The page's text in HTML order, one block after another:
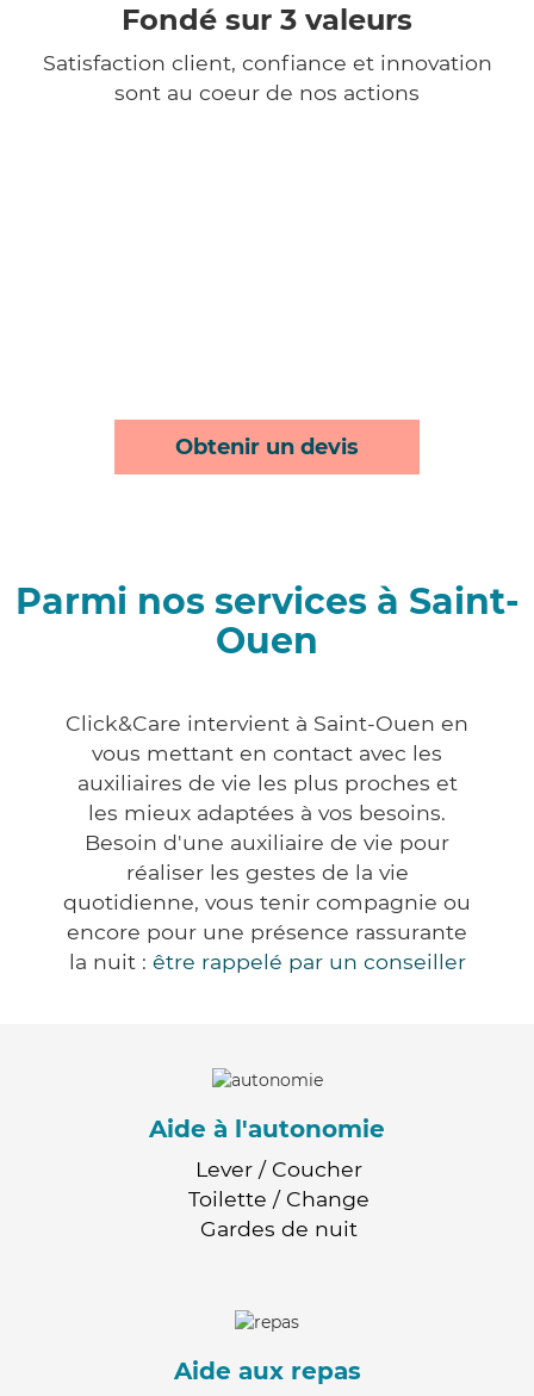
Fondé sur 3 valeurs
Satisfaction client, confiance et innovation
sont au coeur de nos actions
Obtenir un devis
Parmi nos services à Saint-
Ouen
Click&Care intervient à Saint-Ouen en
vous mettant en contact avec les
auxiliaires de vie les plus proches et
les mieux adaptées à vos besoins.
Besoin d'une auxiliaire de vie pour
réaliser les gestes de la vie
quotidienne, vous tenir compagnie ou
encore pour une présence rassurante
la nuit : être rappelé par un conseiller
Aide à l'autonomie
Lever / Coucher
Toilette / Change
Gardes de nuit
Aide aux repas